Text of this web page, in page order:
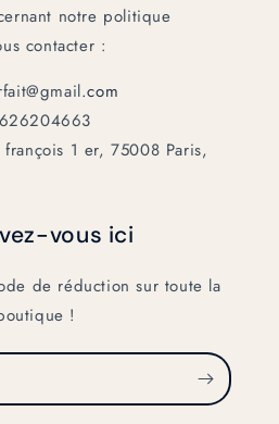
notre politique
contacter :
.com
1 er, 75008 Paris,
vous ici
de réduction sur toute la
!